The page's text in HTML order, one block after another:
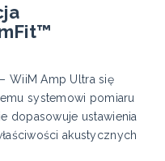
WiiM Amp Ultra się
systemowi pomiaru
dopasowuje ustawienia
akustycznych